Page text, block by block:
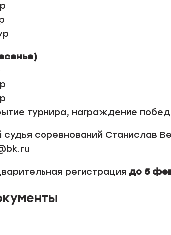
турнира, награждение
судья соревнований Станислав
регистрация до 5